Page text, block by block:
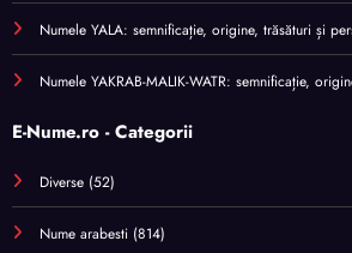
Numele YALA: semnificație, origine, trăsături și
Numele YAKRAB-MALIK-WATR: semnificație,
E-Nume.ro - Categorii
Diverse (52)
Nume arabesti (814)